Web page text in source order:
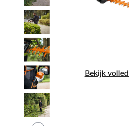
Bekijk